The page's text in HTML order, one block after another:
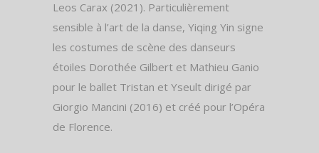
Leos Carax (2021). Particulièrement
sensible à l’art de la danse, Yiqing Yin signe
les costumes de scène des danseurs
étoiles Dorothée Gilbert et Mathieu Ganio
pour le ballet Tristan et Yseult dirigé par
Giorgio Mancini (2016) et créé pour l’Opéra
de Florence.